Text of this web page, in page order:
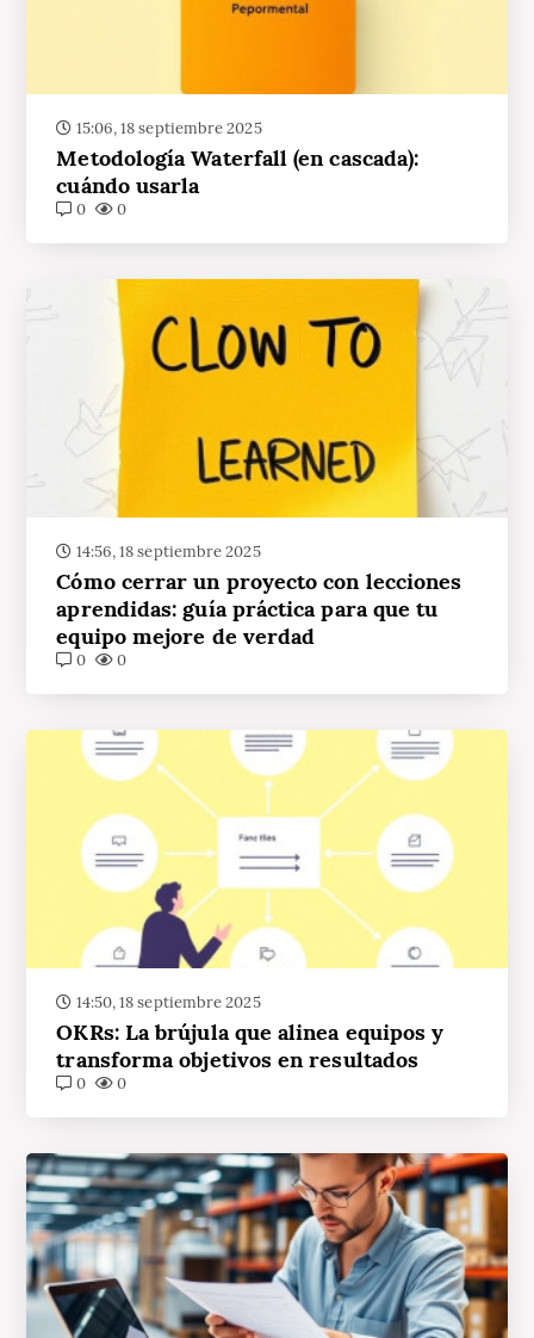
15:06, 18 septiembre 2025
Metodología Waterfall (en cascada):
cuándo usarla
0 0
14:56, 18 septiembre 2025
Cómo cerrar un proyecto con lecciones
aprendidas: guía práctica para que tu
equipo mejore de verdad
0 0
14:50, 18 septiembre 2025
OKRs: La brújula que alinea equipos y
transforma objetivos en resultados
0 0